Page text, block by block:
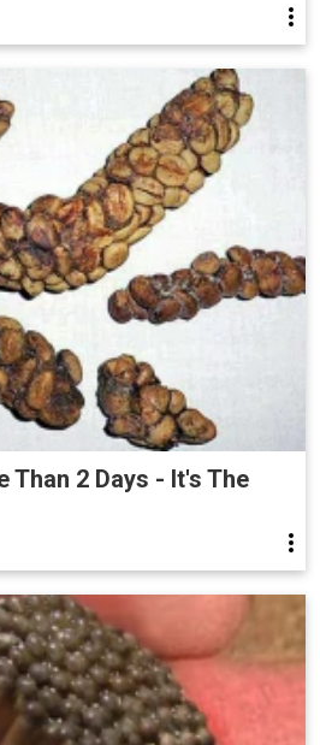
Than 2 Days - It's The